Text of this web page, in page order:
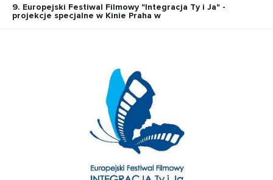
9. Europejski Festiwal Filmowy "Integracja Ty i Ja" -
projekcje specjalne w Kinie Praha w